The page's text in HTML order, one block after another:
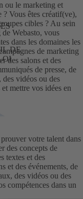
DE
ou le marketing et
? Vous êtes créatif(ve),
cibles ? Au sein
Webasto, vous
dans les domaines les
de marketing
des salons et des
de presse, de
des vidéos ou des
mettre vos idées en
votre talent dans
des concepts de
textes et des
et des événements, de
des vidéos ou des
compétences dans un